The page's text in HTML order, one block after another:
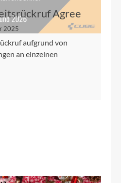
Agree
2025
aufgrund von
an einzelnen